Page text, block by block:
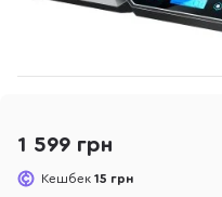
1 599 грн
Кешбек 15 грн